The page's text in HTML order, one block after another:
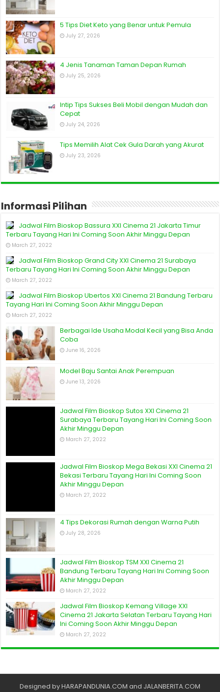
5 Tips Diet Keto yang Benar untuk Pemula
July 27, 2026
4 Jenis Tanaman Taman Depan Rumah
July 25, 2026
Intip Tips Sukses Beli Mobil dengan Mudah dan
Cepat
July 24, 2026
Tips Memilih Alat Cek Gula Darah yang Akurat
July 23, 2026
Informasi Pilihan
Jadwal Film Bioskop Bassura XXI Cinema 21 Jakarta Timur
Terbaru Tayang Hari Ini Coming Soon Akhir Minggu Depan
March 27, 2022
Jadwal Film Bioskop Grand City XXI Cinema 21 Surabaya
Terbaru Tayang Hari Ini Coming Soon Akhir Minggu Depan
March 27, 2022
Jadwal Film Bioskop Ubertos XXI Cinema 21 Bandung Terbaru
Tayang Hari Ini Coming Soon Akhir Minggu Depan
March 27, 2022
Berbagai Ide Usaha Modal Kecil yang Bisa Anda
Coba
June 16, 2026
Model Baju Santai Anak Perempuan
June 13, 2026
Jadwal Film Bioskop Sutos XXI Cinema 21
Surabaya Terbaru Tayang Hari Ini Coming Soon
Akhir Minggu Depan
March 27, 2022
Jadwal Film Bioskop Mega Bekasi XXI Cinema 21
Bekasi Terbaru Tayang Hari Ini Coming Soon
Akhir Minggu Depan
March 27, 2022
4 Tips Dekorasi Rumah dengan Warna Putih
July 28, 2026
Jadwal Film Bioskop TSM XXI Cinema 21
Bandung Terbaru Tayang Hari Ini Coming Soon
Akhir Minggu Depan
March 27, 2022
Jadwal Film Bioskop Kemang Village XXI
Cinema 21 Jakarta Selatan Terbaru Tayang Hari
Ini Coming Soon Akhir Minggu Depan
March 27, 2022
Designed byHARAPANDUNIA.COM and JALANBERITA.COM